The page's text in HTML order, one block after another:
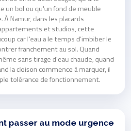
un bol ou qu'un fond de meuble
Namur, dans les placards
et studios, cette
car l'eau a le temps d'imbiber le
franchement au sol. Quand
sans tirage d'eau chaude, quand
la cloison commence à marquer, il
tolérance de fonctionnement.
passer au mode urgence